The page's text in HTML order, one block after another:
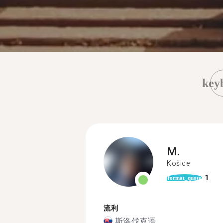
M.
Košice
format_quote 1
流利
斯洛伐克语